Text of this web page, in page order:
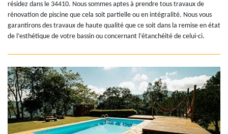
résidez dans le 34410. Nous sommes aptes à prendre tous travaux de
rénovation de piscine que cela soit partielle ou en intégralité. Nous vous
garantirons des travaux de haute qualité que ce soit dans la remise en état
de l’esthétique de votre bassin ou concernant l’étanchéité de celui-ci.